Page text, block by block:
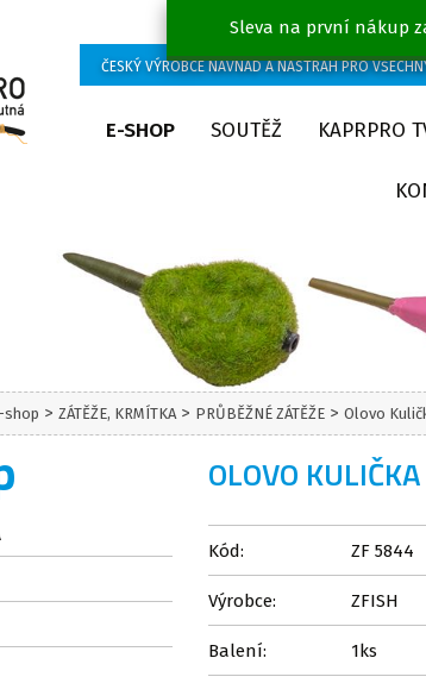
Sleva na první nákup
ČESKÝ VÝROBCE NÁVNAD A NÁSTRAH PRO
E-SHOP SOUTĚŽ KAPRPRO
shop > ZÁTĚŽE, KRMÍTKA> PRŮBĚŽNÉ ZÁTĚŽE > Olovo
OLOVO
Kód: ZF 5844
Výrobce: ZFISH
Balení: 1ks